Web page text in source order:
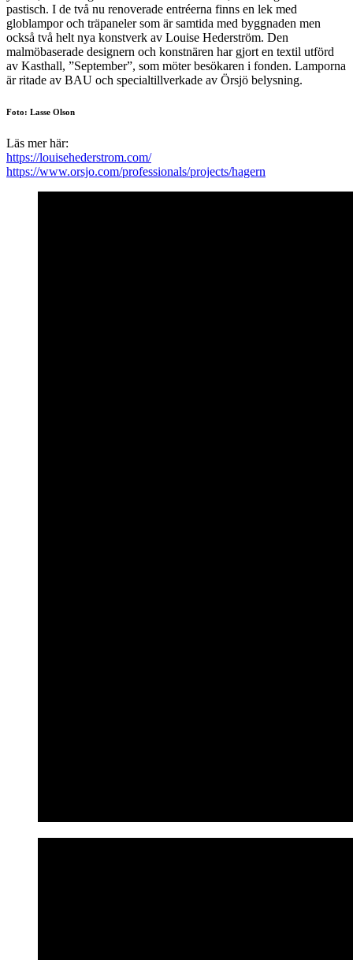
pastisch. I de två nu renoverade entréerna finns en lek med
globlampor och träpaneler som är samtida med byggnaden men
också två helt nya konstverk av Louise Hederström. Den
malmöbaserade designern och konstnären har gjort en textil utförd
av Kasthall, ”September”, som möter besökaren i fonden. Lamporna
är ritade av BAU och specialtillverkade av Örsjö belysning.
Foto: Lasse Olson
Läs mer här:
https://louisehederstrom.com/
https://www.orsjo.com/professionals/projects/hagern